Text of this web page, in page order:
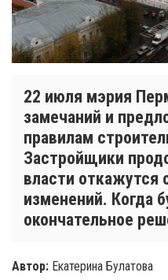
22 июля мэрия
замечаний и
правилам
Застройщики
власти откажутся
изменений. Когда
окончательное
Автор: Екатерина Булатова